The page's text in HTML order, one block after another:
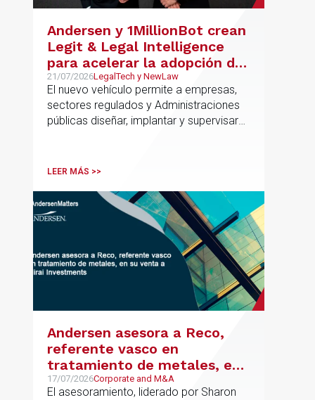
la financiación del proyecto.
Andersen y 1MillionBot crean
Legit & Legal Intelligence
para acelerar la adopción de
IA con seguridad jurídica en
el marco regulatorio europeo
21/07/2026LegalTech y NewLaw
El nuevo vehículo permite a empresas,
sectores regulados y Administraciones
públicas diseñar, implantar y supervisar
cumplimiento normativo desde el origen.
metodología propia de gestión de
riesgos de IA y se alinea con la
estrategia española de IA soberana
articulada en torno a ALIA.
LEER MÁS >>
Andersen asesora a Reco,
referente vasco en
tratamiento de metales, en
su venta a Mirai Investments
17/07/2026Corporate and M&A
El asesoramiento, liderado por Sharon